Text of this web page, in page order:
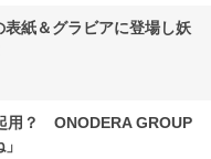
紙＆グラビアに登場し妖
用？ ONODERA GROUP